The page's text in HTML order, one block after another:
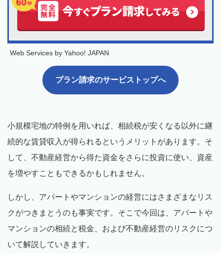
Web Services by Yahoo! JAPAN
プラン請求のサービストップへ
小規模宅地の特例を用いれば、相続税が安くなる以外に継
続的な賃貸収入が得られるというメリットがあります。そ
して、不動産経営から得た資金をさらに投資に使い、資産
を増やすこともできるかもしれません。
しかし、アパートやマンションの経営にはさまざまなリス
クがつきまとうのも事実です。そこで今回は、アパートや
マンションの相続と税金、および不動産経営のリスクにつ
いて解説していきます。